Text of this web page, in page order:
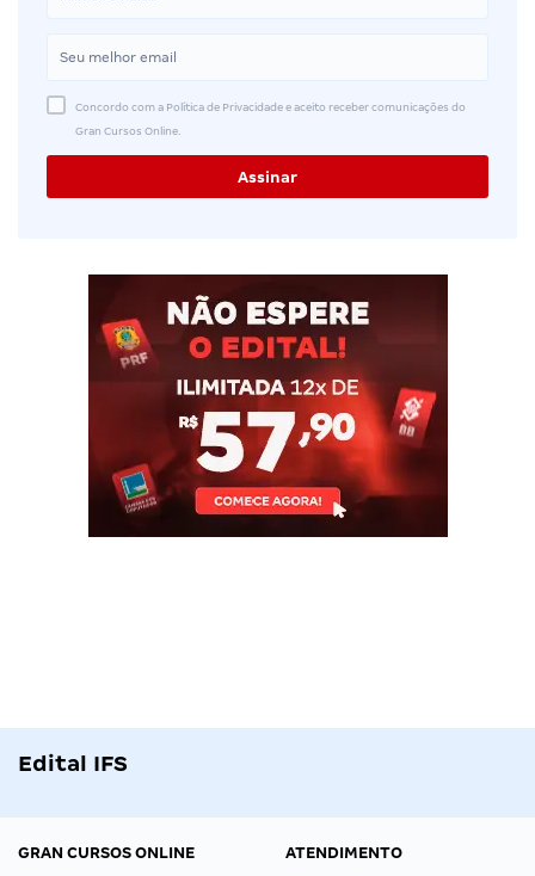
Concordo com a Política de Privacidade e aceito receber comunicações do
Gran Cursos Online.
Edital IFS
GRAN CURSOS ONLINE
ATENDIMENTO